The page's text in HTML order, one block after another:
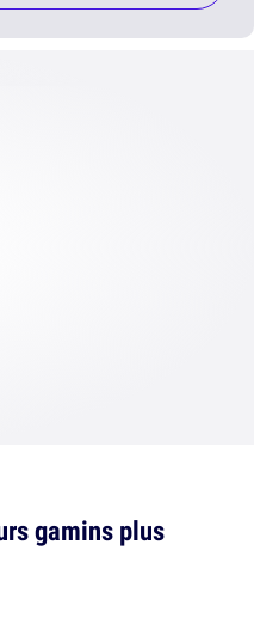
gamins plus